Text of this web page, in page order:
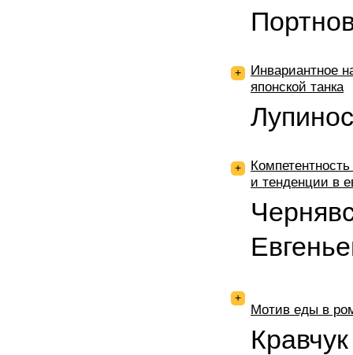
+
Инвариантное
японской танка
+
и тенденции в
+
Мотив еды в